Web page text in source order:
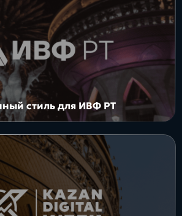
стиль для ИВФ РТ